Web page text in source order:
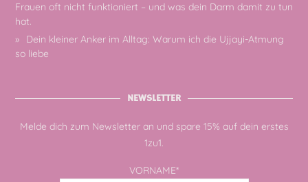
Frauen oft nicht funktioniert – und was dein Darm damit zu tun
hat.
Dein kleiner Anker im Alltag: Warum ich die Ujjayi-Atmung
so liebe
NEWSLETTER
Melde dich zum Newsletter an und spare 15% auf dein erstes
1zu1.
VORNAME*